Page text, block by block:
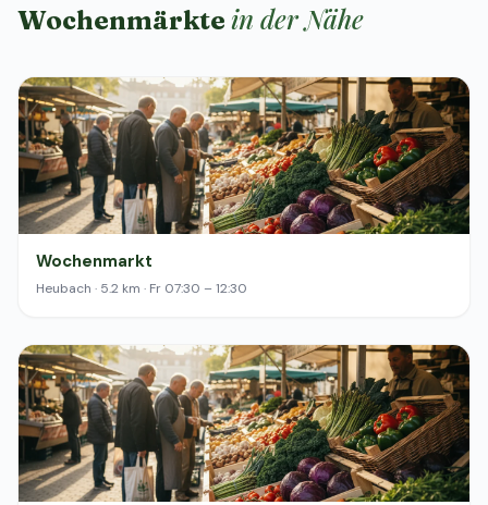
Wochenmärkte in der Nähe
Wochenmarkt
Heubach · 5.2 km · Fr 07:30 – 12:30